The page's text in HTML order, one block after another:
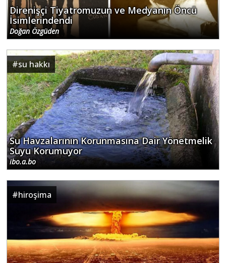
Direnişçi Tiyatromuzun ve Medyanın Öncü
İsimlerindendi
Doğan Özgüden
#su hakkı
Su Havzalarının Korunmasına Dair Yönetmelik
Suyu Korumuyor
ibo.a.bo
#hiroşima